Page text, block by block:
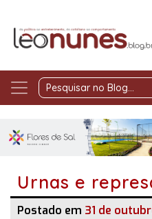
Urnas e
Postado em 31 de